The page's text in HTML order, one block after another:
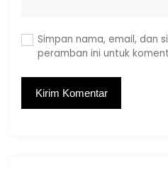
Simpan nama, email, dan
peramban ini untuk